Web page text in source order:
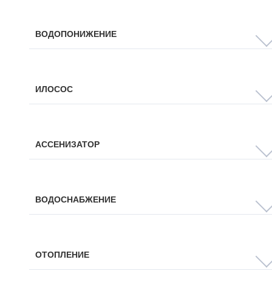
ВОДОПОНИЖЕНИЕ
ИЛОСОС
АССЕНИЗАТОР
ВОДОСНАБЖЕНИЕ
ОТОПЛЕНИЕ